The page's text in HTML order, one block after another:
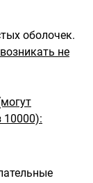
оболочек.
не
10000):